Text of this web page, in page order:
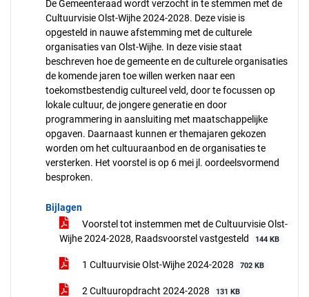
De Gemeenteraad wordt verzocht in te stemmen met de
Cultuurvisie Olst-Wijhe 2024-2028. Deze visie is
opgesteld in nauwe afstemming met de culturele
organisaties van Olst-Wijhe. In deze visie staat
beschreven hoe de gemeente en de culturele organisaties
de komende jaren toe willen werken naar een
toekomstbestendig cultureel veld, door te focussen op
lokale cultuur, de jongere generatie en door
programmering in aansluiting met maatschappelijke
opgaven. Daarnaast kunnen er themajaren gekozen
worden om het cultuuraanbod en de organisaties te
versterken. Het voorstel is op 6 mei jl. oordeelsvormend
besproken.
Bijlagen
Voorstel tot instemmen met de Cultuurvisie Olst-
Wijhe 2024-2028, Raadsvoorstel vastgesteld
144 KB
1 Cultuurvisie Olst-Wijhe 2024-2028 702 KB
2 Cultuuropdracht 2024-2028 131 KB